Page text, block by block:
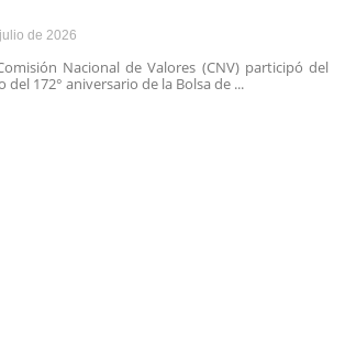
de 2026
Nacional de Valores (CNV) participó del
172° aniversario de la Bolsa de ...